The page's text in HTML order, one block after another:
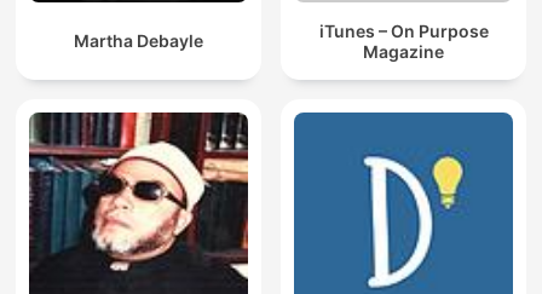
Martha Debayle
iTunes – On Purpose
Magazine